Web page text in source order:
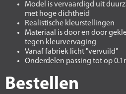
Model is vervaardigd uit
met hoge dichtheid
Realistische kleurstellingen
Materiaal is door en door
tegen kleurvervaging
Vanaf fabriek licht "vervuild"
Onderdelen passing tot op
Bestellen